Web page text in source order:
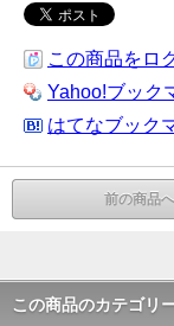
この商品をロ
Yahoo!ブック
はてなブック
前の商品へ
この商品のカテゴリ